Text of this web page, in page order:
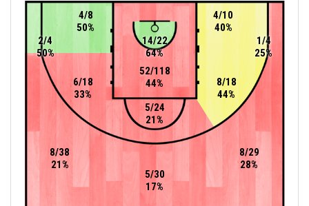
5/24
21%
6/18
33%
4/8
50%
8/18
44%
4/10
40%
52/118
44%
14/22
64%
5/30
17%
8/38
21%
2/4
50%
8/29
28%
1/4
25%